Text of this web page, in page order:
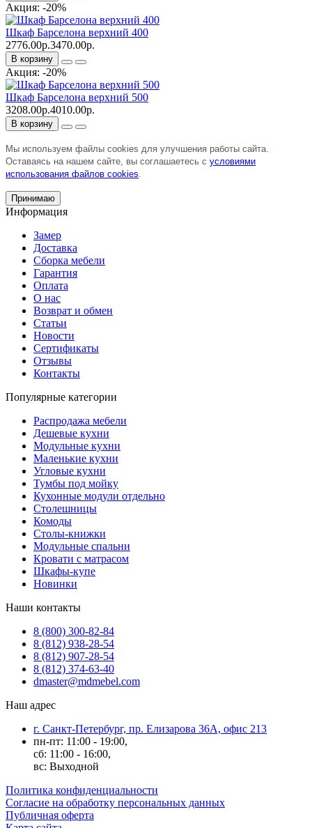
Акция: -20%
Шкаф Барселона верхний 400
2776.00р.3470.00р.
В корзину
Акция: -20%
Шкаф Барселона верхний 500
3208.00р.4010.00р.
В корзину
Мы используем файлы cookies для улучшения работы сайта.
Оставаясь на нашем сайте, вы соглашаетесь с условиями
использования файлов cookies
Принимаю
Информация
Замер
Доставка
Сборка мебели
Гарантия
Оплата
О нас
Возврат и обмен
Статьи
Новости
Сертификаты
Отзывы
Контакты
Популярные категории
Распродажа мебели
Дешевые кухни
Модульные кухни
Маленькие кухни
Угловые кухни
Тумбы под мойку
Кухонные модули отдельно
Столешницы
Комоды
Столы-книжки
Модульные спальни
Кровати с матрасом
Шкафы-купе
Новинки
Наши контакты
8 (800) 300-82-84
8 (812) 938-28-54
8 (812) 907-28-54
8 (812) 374-63-40
dmaster@mdmebel.com
Наш адрес
г. Санкт-Петербург, пр. Елизарова 36А, офис 213
пн-пт: 11:00 - 19:00,
сб: 11:00 - 16:00,
вс: Выходной
Политика конфиденциальности
Согласие на обработку персональных данных
Публичная оферта